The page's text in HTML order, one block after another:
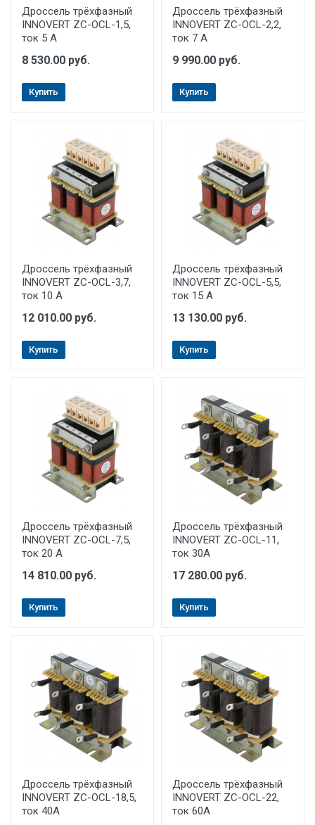
Дроссель трёхфазный
INNOVERT ZC-OCL-1,5,
ток 5 А
8 530.00 руб.
Купить
Дроссель трёхфазный
INNOVERT ZC-OCL-2,2,
ток 7 А
9 990.00 руб.
Купить
Дроссель трёхфазный
INNOVERT ZC-OCL-3,7,
ток 10 А
12 010.00 руб.
Купить
Дроссель трёхфазный
INNOVERT ZC-OCL-5,5,
ток 15 А
13 130.00 руб.
Купить
Дроссель трёхфазный
INNOVERT ZC-OCL-7,5,
ток 20 А
14 810.00 руб.
Купить
Дроссель трёхфазный
INNOVERT ZC-OCL-11,
ток 30A
17 280.00 руб.
Купить
Дроссель трёхфазный
INNOVERT ZC-OCL-18,5,
ток 40A
Дроссель трёхфазный
INNOVERT ZC-OCL-22,
ток 60A